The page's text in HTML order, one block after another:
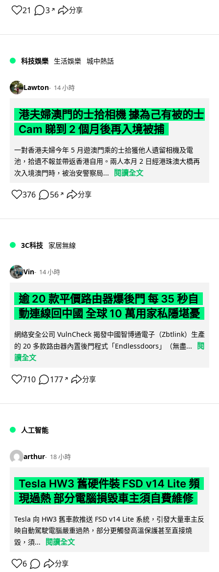
21 3 ↗ 分享
科技娛樂 生活娛樂 城中熱話
Lawton 14 小時
港夫婦澳門的士拾相機 據為己有被的士
Cam 睇到 2 個月後再入境被捕
一對香港夫婦今年 5 月遊澳門乘的士拾獲他人遺留相機及電
池，拾遺不報並帶返香港自用。兩人本月 2 日經港珠澳大橋再
次入境澳門時，被治安警察局...
閱讀全文
376 56 ↗ 分享
3C科技 家居無線
Vin 14 小時
逾 20 款平價路由器爆後門 每 35 秒自
動連線回中國 全球 10 萬用家私隱堪憂
網絡安全公司 VulnCheck 揭發中國智博通電子（Zbtlink）生產
的 20 多款路由器內置後門程式「Endlessdoors」（無盡...
閱
讀全文
710 177 ↗ 分享
人工智能
arthur 18 小時
Tesla HW3 舊硬件裝 FSD v14 Lite 頻
現過熱 部分電腦損毀車主須自費維修
Tesla 向 HW3 舊車款推送 FSD v14 Lite 系統，引發大量車主反
映自動駕駛電腦嚴重過熱，部分更觸發高溫保護甚至直接燒
毀，須...
閱讀全文
6 分享